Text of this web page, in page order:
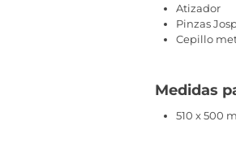
Atizador
Pinzas
Cepillo
Medidas
510 x 500